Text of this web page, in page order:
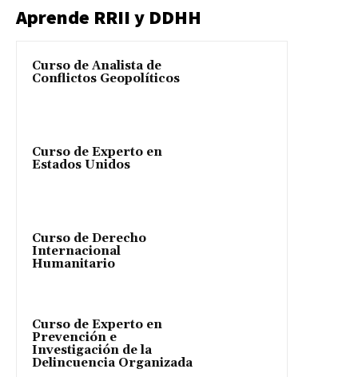
Aprende RRII y DDHH
Curso de Analista de
Conflictos Geopolíticos
Curso de Experto en
Estados Unidos
Curso de Derecho
Internacional
Humanitario
Curso de Experto en
Prevención e
Investigación de la
Delincuencia Organizada